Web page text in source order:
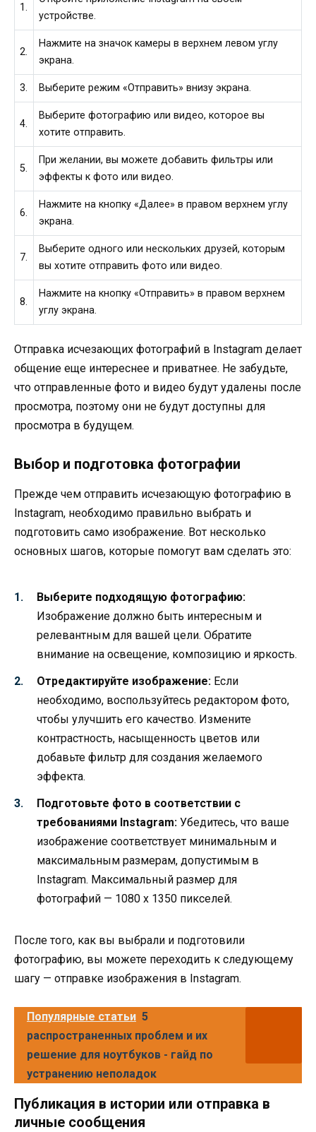
1.
устройстве.
2.
Нажмите на значок камеры в верхнем левом углу
экрана.
3. Выберите режим «Отправить» внизу экрана.
4.
Выберите фотографию или видео, которое вы
хотите отправить.
5.
При желании, вы можете добавить фильтры или
эффекты к фото или видео.
6.
Нажмите на кнопку «Далее» в правом верхнем углу
экрана.
7.
Выберите одного или нескольких друзей, которым
вы хотите отправить фото или видео.
8.
Нажмите на кнопку «Отправить» в правом верхнем
углу экрана.
Отправка исчезающих фотографий в Instagram делает
общение еще интереснее и приватнее. Не забудьте,
что отправленные фото и видео будут удалены после
просмотра, поэтому они не будут доступны для
просмотра в будущем.
Выбор и подготовка фотографии
Прежде чем отправить исчезающую фотографию в
Instagram, необходимо правильно выбрать и
подготовить само изображение. Вот несколько
основных шагов, которые помогут вам сделать это:
Выберите подходящую фотографию:
Изображение должно быть интересным и
релевантным для вашей цели. Обратите
внимание на освещение, композицию и яркость.
Отредактируйте изображение: Если
необходимо, воспользуйтесь редактором фото,
чтобы улучшить его качество. Измените
контрастность, насыщенность цветов или
добавьте фильтр для создания желаемого
эффекта.
Подготовьте фото в соответствии с
требованиями Instagram: Убедитесь, что ваше
изображение соответствует минимальным и
максимальным размерам, допустимым в
Instagram. Максимальный размер для
фотографий — 1080 x 1350 пикселей.
После того, как вы выбрали и подготовили
фотографию, вы можете переходить к следующему
шагу — отправке изображения в Instagram.
Популярные статьи 5
распространенных проблем и их
решение для ноутбуков - гайд по
устранению неполадок
Публикация в истории или отправка в
личные сообщения